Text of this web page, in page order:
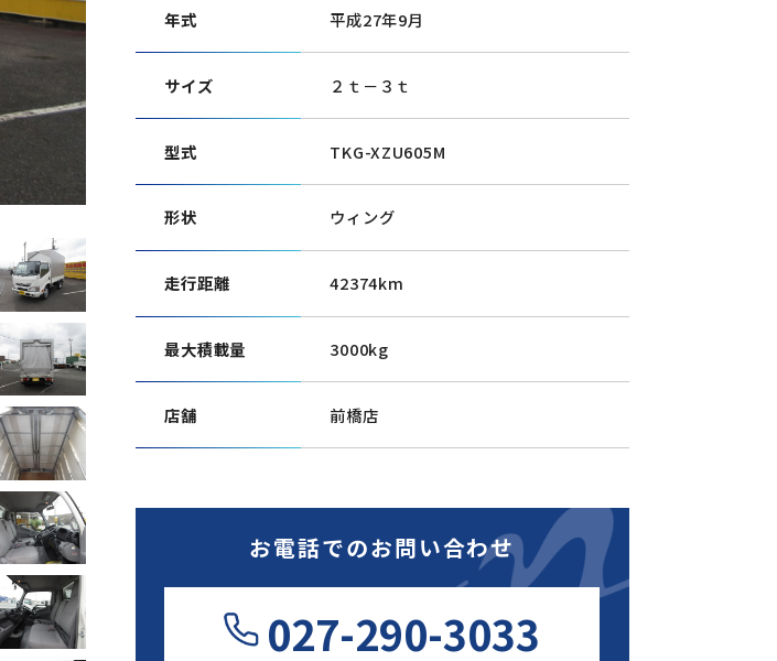
年式 平成27年9月
サイズ ２ｔ－３ｔ
型式 TKG-XZU605M
形状 ウィング
走行距離 42374km
最大積載量 3000kg
店舗 前橋店
お電話でのお問い合わせ
027-290-3033